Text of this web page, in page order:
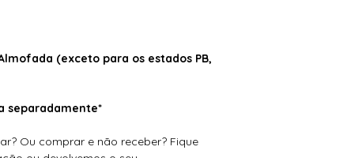
(exceto para os estados PB,
separadamente*
Ou comprar e não receber? Fique